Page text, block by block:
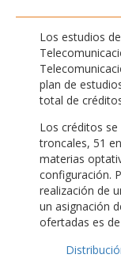
Los estudios
plan de
total de
Los créditos
troncales, 51
materias
configuración.
realización de
un asignación
ofertadas es